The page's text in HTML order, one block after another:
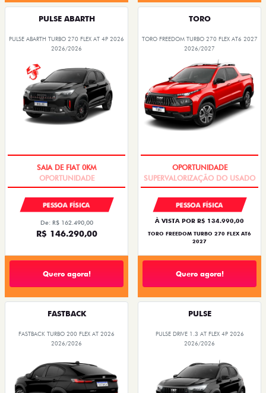
PULSE ABARTH
PULSE ABARTH TURBO 270 FLEX AT 4P 2026
2026/2026
PESSOA FÍSICA
De: R$ 162.490,00
R$ 146.290,00
Quero agora!
TORO
TORO FREEDOM TURBO 270 FLEX AT6 2027
2026/2027
PESSOA FÍSICA
À VISTA POR R$ 134.990,00
TORO FREEDOM TURBO 270 FLEX AT6
2027
Quero agora!
FASTBACK
FASTBACK TURBO 200 FLEX AT 2026
2026/2026
PULSE
PULSE DRIVE 1.3 AT FLEX 4P 2026
2026/2026